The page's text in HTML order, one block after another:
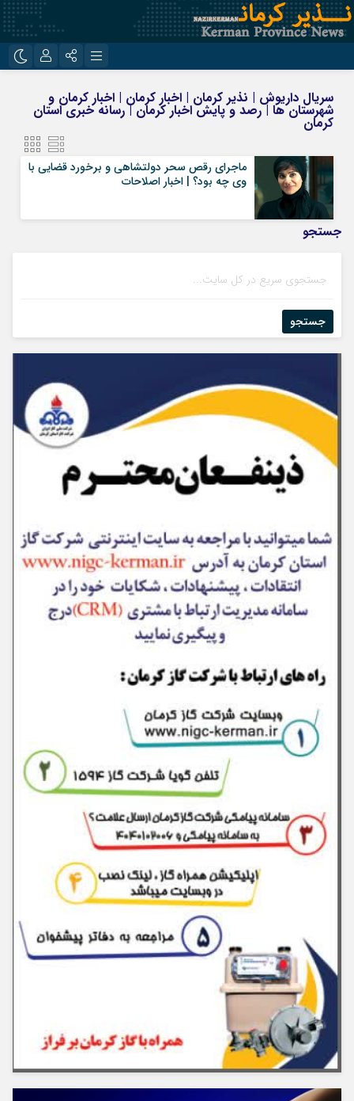
روبیکا
ایتا
مرا به خاطر بسپار
سریال داریوش | نذیر کرمان | اخبار کرمان | اخبار کرمان و
شهرستان ها | رصد و پایش اخبار کرمان | رسانه خبری استان
کرمان
ماجرای رقص سحر دولتشاهی و برخورد قضایی با
وی چه بود؟ | اخبار اصلاحات
جستجو
جستجو